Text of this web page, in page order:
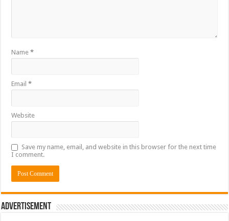
Name*
Email*
Website
Save my name, email, and website in this browser for the next time
I comment.
Advertisement